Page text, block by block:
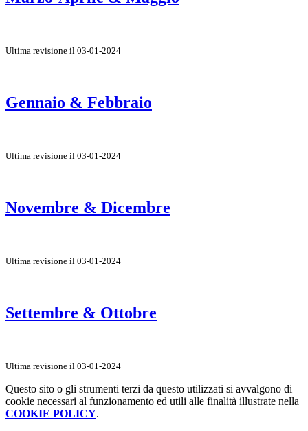
Ultima revisione il 03-01-2024
Gennaio & Febbraio
Ultima revisione il 03-01-2024
Novembre & Dicembre
Ultima revisione il 03-01-2024
Settembre & Ottobre
Ultima revisione il 03-01-2024
Questo sito o gli strumenti terzi da questo utilizzati si avvalgono di
cookie necessari al funzionamento ed utili alle finalità illustrate nella
COOKIE POLICY.